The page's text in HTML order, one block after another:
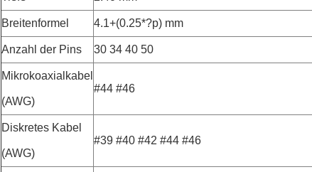
Breitenformel 4.1+(0.25*?p) mm
Anzahl der Pins 30 34 40 50
Mikrokoaxialkabel
(AWG)
#44 #46
Diskretes Kabel
(AWG)
#39 #40 #42 #44 #46